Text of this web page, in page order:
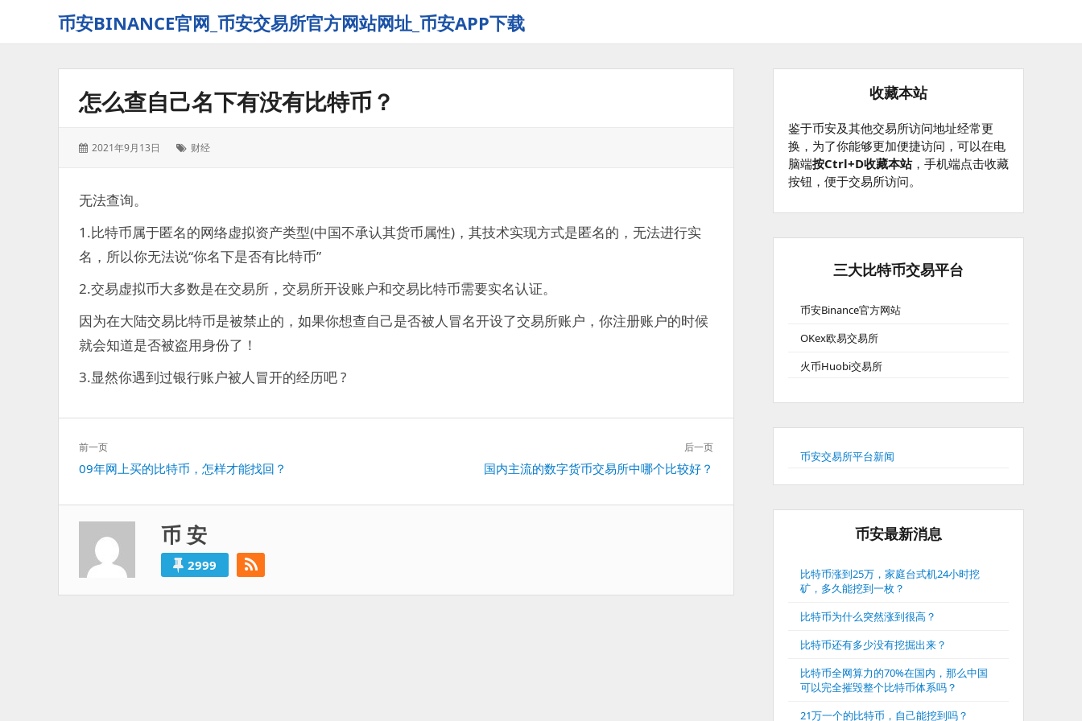
币安BINANCE官网_币安交易所官方网站网址_币安APP下载
怎么查自己名下有没有比特币？
发
2021年9月13日
标
财经
无法查询。
1.比特币属于匿名的网络虚拟资产类型(中国不承认其货币属性)，其技术实现方式是匿名的，无法进行实
名，所以你无法说“你名下是否有比特币”
2.交易虚拟币大多数是在交易所，交易所开设账户和交易比特币需要实名认证。
因为在大陆交易比特币是被禁止的，如果你想查自己是否被人冒名开设了交易所账户，你注册账户的时候
就会知道是否被盗用身份了！
3.显然你遇到过银行账户被人冒开的经历吧 ?
文
章
导
航
前一页
上
篇：
09年网上买的比特币，怎样才能找回？
后一页
篇：
国内主流的数字货币交易所中哪个比较好？
币 安
2999
收藏本站
鉴于币安及其他交易所访问地址经常更
换，为了你能够更加便捷访问，可以在电
脑端按Ctrl+D收藏本站，手机端点击收藏
按钮，便于交易所访问。
三大比特币交易平台
币安Binance官方网站
OKex欧易交易所
火币Huobi交易所
币安交易所平台新闻
币安最新消息
比特币涨到25万，家庭台式机24小时挖
矿，多久能挖到一枚？
比特币为什么突然涨到很高？
比特币还有多少没有挖掘出来？
比特币全网算力的70%在国内，那么中国
可以完全摧毁整个比特币体系吗？
21万一个的比特币，自己能挖到吗？